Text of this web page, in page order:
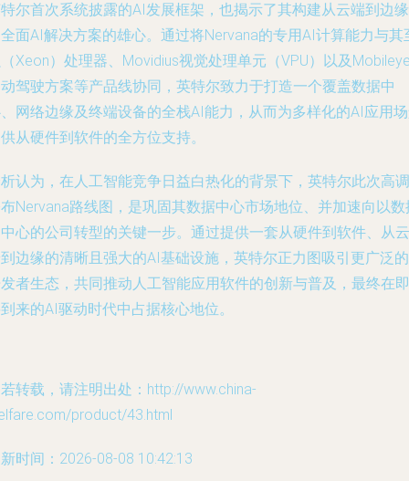
尔首次系统披露的AI发展框架，也揭示了其构建从云端到边缘
面AI解决方案的雄心。通过将Nervana的专用AI计算能力与其
Xeon）处理器、Movidius视觉处理单元（VPU）以及
驾驶方案等产品线协同，英特尔致力于打造一个覆盖数据中
网络边缘及终端设备的全栈AI能力，从而为多样化的AI应用
从硬件到软件的全方位支持。
认为，在人工智能竞争日益白热化的背景下，英特尔此次高调
Nervana路线图，是巩固其数据中心市场地位、并加速向以数
心的公司转型的关键一步。通过提供一套从硬件到软件、从云
边缘的清晰且强大的AI基础设施，英特尔正力图吸引更广泛的
者生态，共同推动人工智能应用软件的创新与普及，最终在即
来的AI驱动时代中占据核心地位。
转载，请注明出处：http://www.china-
product/43.html
时间：2026-08-08 10:42:13